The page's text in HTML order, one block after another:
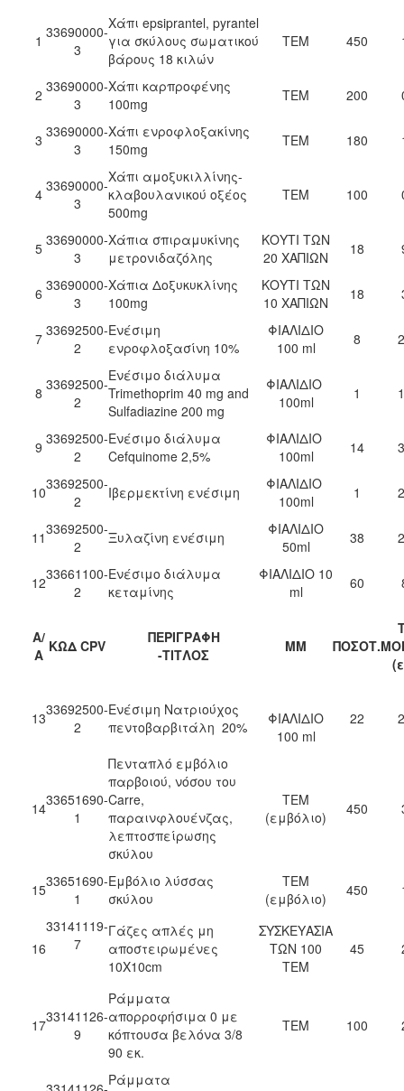
1 33690000-
3
Χάπι epsiprantel, pyrantel
για σκύλους σωματικού
βάρους 18 κιλών
ΤΕΜ 450
2 33690000-
3
Χάπι καρπροφένης
100mg
ΤΕΜ 200
3 33690000-
3
Χάπι ενροφλοξακίνης
150mg
ΤΕΜ 180
4 33690000-
3
Χάπι αμοξυκιλλίνης-
κλαβουλανικού οξέος
500mg
ΤΕΜ 100
5 33690000-
3
Χάπια σπιραμυκίνης
μετρονιδαζόλης
ΚΟΥΤΙ ΤΩΝ
20 ΧΑΠΙΩΝ
18
6 33690000-
3
Χάπια Δοξυκυκλίνης
100mg
ΚΟΥΤΙ ΤΩΝ
10 ΧΑΠΙΩΝ
18
7 33692500-
2
Ενέσιμη
ενροφλοξασίνη 10%
ΦΙΑΛΙΔΙΟ
100 ml
8
8 33692500-
2
Ενέσιμο διάλυμα
Trimethoprim 40 mg and
Sulfadiazine 200 mg
ΦΙΑΛΙΔΙΟ
100ml
1
9 33692500-
2
Ενέσιμο διάλυμα
Cefquinome 2,5%
ΦΙΑΛΙΔΙΟ
100ml
14
1033692500-
2
Ιβερμεκτίνη ενέσιμη
ΦΙΑΛΙΔΙΟ
100ml
1
1133692500-
2
Ξυλαζίνη ενέσιμη
ΦΙΑΛΙΔΙΟ
50ml
38
1233661100-
2
Ενέσιμο διάλυμα
κεταμίνης
ΦΙΑΛΙΔΙΟ 10
ml
60
Α/
Α ΚΩΔ CPV
ΠΕΡΙΓΡΑΦΗ
-ΤΙΤΛΟΣ
ΜΜ ΠΟΣΟΤ.
1333692500-
2
Ενέσιμη Νατριούχος
πεντοβαρβιτάλη 20%
ΦΙΑΛΙΔΙΟ
100 ml
22
1433651690-
1
Πενταπλό εμβόλιο
παρβοιού, νόσου του
Carre,
παραινφλουένζας,
λεπτοσπείρωσης
σκύλου
ΤΕΜ
(εμβόλιο)
450
1533651690-
1
Εμβόλιο λύσσας
σκύλου
ΤΕΜ
(εμβόλιο)
450
16
33141119-
7
Γάζες απλές μη
αποστειρωμένες
10Χ10cm
ΣΥΣΚΕΥΑΣΙΑ
ΤΩΝ 100
ΤΕΜ
45
1733141126-
9
Ράμματα
απορροφήσιμα 0 με
κόπτουσα βελόνα 3/8
90 εκ.
ΤΕΜ 100
Ράμματα